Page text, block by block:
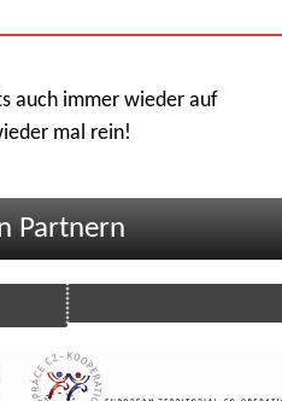
auch immer wieder auf
mal rein!
Partnern